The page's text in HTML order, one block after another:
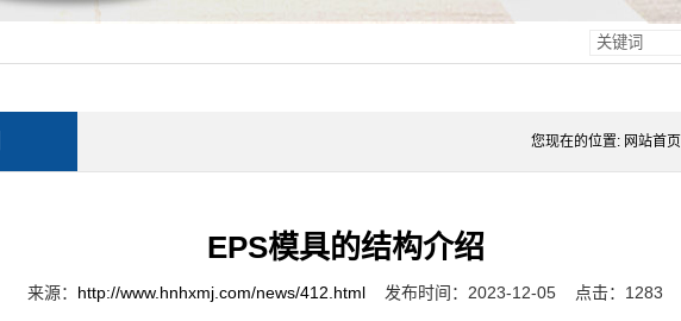
您现在的位置: 网站首页
EPS模具的结构介绍
来源： http://www.hnhxmj.com/news/412.html 发布时间：2023-12-05 点击：1283